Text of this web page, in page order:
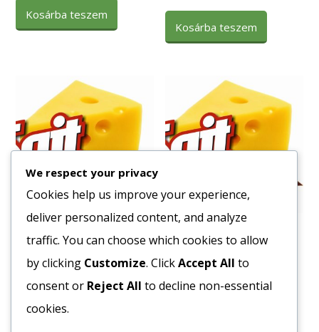
Kosárba teszem
Kosárba teszem
Fagy. Kapor 10×1 kg.
2348Ft
Bruttó egység ár:ft/kg.
Fagy. Pan. Brokkoli 2,5kg
2831Ft
Bruttó egység ár:ft/kg.
We respect your privacy
Cookies help us improve your experience,
deliver personalized content, and analyze
traffic. You can choose which cookies to allow
by clicking Customize. ClickAccept All to
consent or Reject All to decline non-essential
cookies.